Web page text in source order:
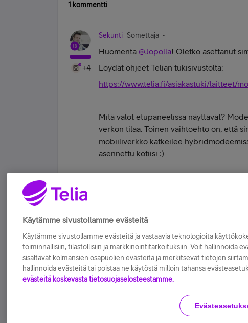
1 kommentti
+4
Sekunti Somettaja
Huomenta @Jopolla! Oletko asettanut
Löydät ohjeet Telian tukisivustolta:
https://www.telia.fi/asiakastuki/laitteet/
Mitä valot etupaneelissa näyttävät?
verkon tilaa. Toinen vaihtoehto on, että
mobiiliverkko katkeilee
asennettu kotiisi :)
Käytämme sivustollamme evästeitä
Käytämme sivustollamme evästeitä ja vastaavia teknologioita
toiminnallisiin, tilastollisiin ja markkinointitarkoituksiin. Voit hallinnoida
sisältävät kolmansien osapuolien evästeitä ja merkitsevät tietojen
hallinnoida evästeitä tai poistaa ne käytöstä milloin tahansa
evästeitä koskevasta tietosuojaselosteestamme.